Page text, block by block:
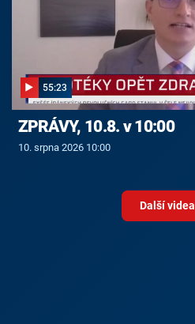
55:23
ZPRÁVY, 10.8. v 10:00
10. srpna 2026 10:00
Další videa